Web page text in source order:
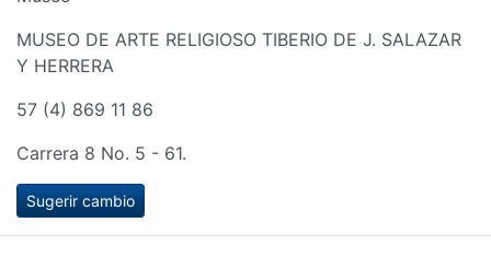
MUSEO DE ARTE RELIGIOSO TIBERIO DE J. SALAZAR
Y HERRERA
57 (4) 869 11 86
Carrera 8 No. 5 - 61.
Sugerir cambio